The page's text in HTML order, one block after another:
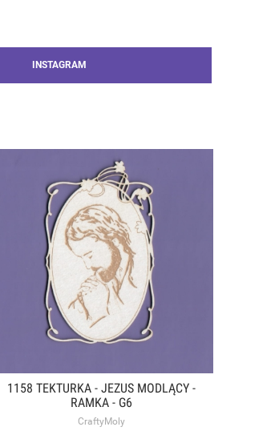
INSTAGRAM
1158 TEKTURKA - JEZUS MODLĄCY -
RAMKA - G6
CraftyMoly